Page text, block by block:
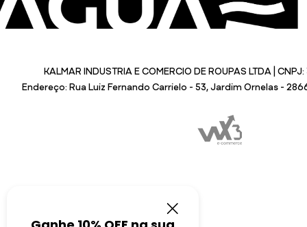
KALMAR INDUSTRIA E COMERCIO DE ROUPAS LTDA |
Endereço: Rua Luiz Fernando Carrielo - 53, Jardim Ornelas -